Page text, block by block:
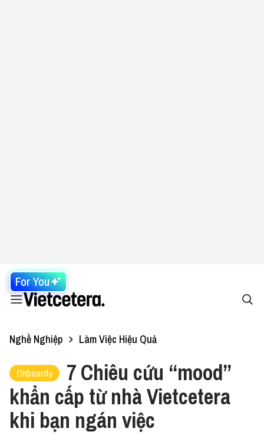
For You
Nghề Nghiệp Làm Việc Hiệu Quả
Onboardy
7 Chiêu cứu “mood”
khẩn cấp từ nhà Vietcetera
khi bạn ngán việc